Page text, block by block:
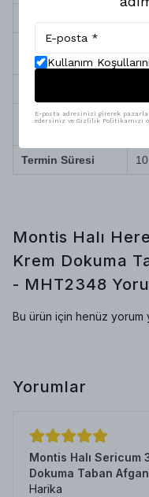
Robot Süpürge
Uyumu
Üretim Özelliği
Termin Süresi
Montis Halı
Krem Dokuma
- MHT2348
Bu ürün için henüz yorum
Yorumlar
Montis Halı Sericum
Dokuma Taban Afgan
Harika
Kullanım
E-posta adresinizi girerek
edersiniz ve Gizlilik Politikamızı